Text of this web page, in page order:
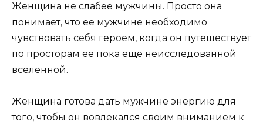
Женщина не слабее мужчины. Просто она
понимает, что ее мужчине необходимо
чувствовать себя героем, когда он путешествует
по просторам ее пока еще неисследованной
вселенной.
Женщина готова дать мужчине энергию для
того, чтобы он вовлекался своим вниманием к